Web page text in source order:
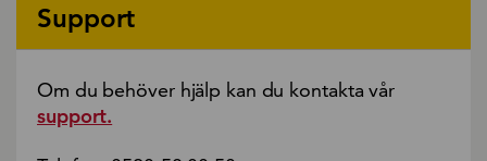
Support
Om du behöver hjälp kan du kontakta vår
support.